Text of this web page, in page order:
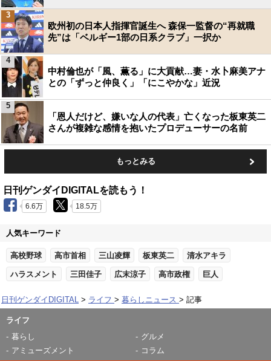
欧州初の日本人指揮官誕生へ 森保一監督の“再就職
先”は「ベルギー1部の日系クラブ」一択か
3
中村倫也が「風、薫る」に大貢献…妻・水卜麻美アナ
との「ずっと仲良く」「にこやかな」近況
4
「恩人だけど、嫌いな人の代表」亡くなった板東英二
さんが複雑な感情を抱いたプロデューサーの名前
5
もっとみる
日刊ゲンダイDIGITALを読もう！
6.6万 18.5万
人気キーワード
高校野球 高市首相 三山凌輝 板東英二 清水アキラ
ハラスメント 三田佳子 広末涼子 高市政権 巨人
日刊ゲンダイDIGITAL ライフ 暮らしニュース 記事
ライフ
暮らし
グルメ
アミューズメント
コラム